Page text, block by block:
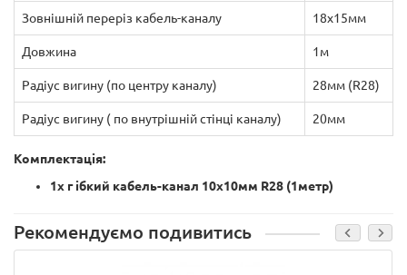
Зовнішній переріз кабель-каналу 18х15мм
Довжина 1м
Радіус вигину (по центру каналу) 28мм (R28)
Радіус вигину ( по внутрішній стінці каналу) 20мм
Комплектація:
1х гібкий кабель-канал 10х10мм R28 (1метр)
Рекомендуємо подивитись